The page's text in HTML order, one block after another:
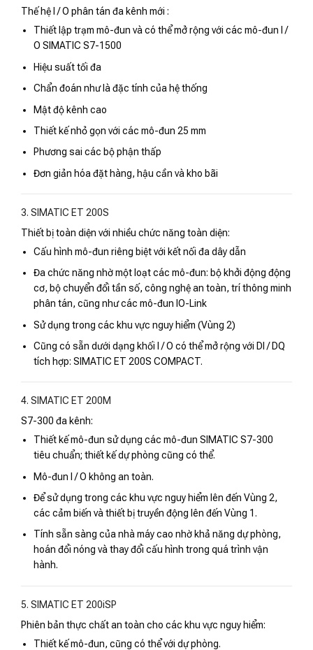
Thế hệ I / O phân tán đa kênh mới :
Thiết lập trạm mô-đun và có thể mở rộng với các mô-đun I /
O SIMATIC S7-1500
Hiệu suất tối đa
Chẩn đoán như là đặc tính của hệ thống
Mật độ kênh cao
Thiết kế nhỏ gọn với các mô-đun 25 mm
Phương sai các bộ phận thấp
Đơn giản hóa đặt hàng, hậu cần và kho bãi
3. SIMATIC ET 200S
Thiết bị toàn diện với nhiều chức năng toàn diện:
Cấu hình mô-đun riêng biệt với kết nối đa dây dẫn
Đa chức năng nhờ một loạt các mô-đun: bộ khởi động động
cơ, bộ chuyển đổi tần số, công nghệ an toàn, trí thông minh
phân tán, cũng như các mô-đun IO-Link
Sử dụng trong các khu vực nguy hiểm (Vùng 2)
Cũng có sẵn dưới dạng khối I / O có thể mở rộng với DI / DQ
tích hợp: SIMATIC ET 200S COMPACT.
4. SIMATIC ET 200M
S7-300 đa kênh:
Thiết kế mô-đun sử dụng các mô-đun SIMATIC S7-300
tiêu chuẩn; thiết kế dự phòng cũng có thể.
Mô-đun I / O không an toàn.
Để sử dụng trong các khu vực nguy hiểm lên đến Vùng 2,
các cảm biến và thiết bị truyền động lên đến Vùng 1.
Tính sẵn sàng của nhà máy cao nhờ khả năng dự phòng,
hoán đổi nóng và thay đổi cấu hình trong quá trình vận
hành.
5. SIMATIC ET 200iSP
Phiên bản thực chất an toàn cho các khu vực nguy hiểm:
Thiết kế mô-đun, cũng có thể với dự phòng.